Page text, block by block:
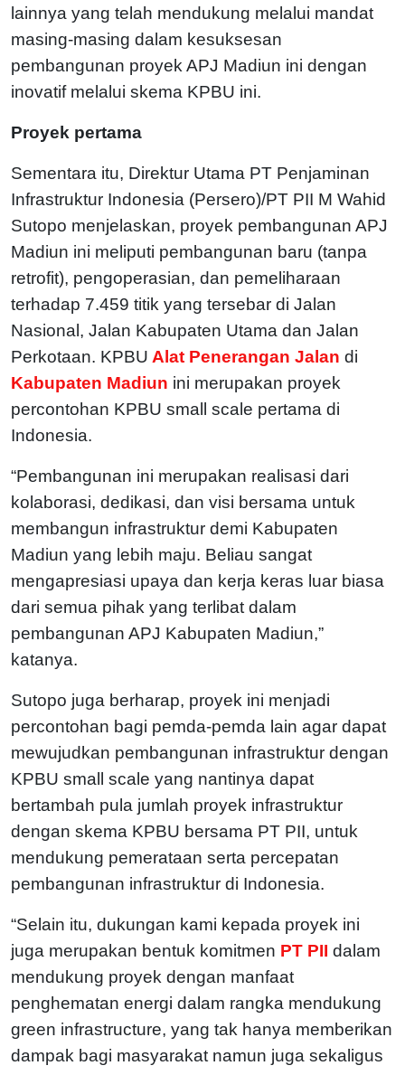
lainnya yang telah mendukung melalui mandat
masing-masing dalam kesuksesan
pembangunan proyek APJ Madiun ini dengan
inovatif melalui skema KPBU ini.
Proyek pertama
Sementara itu, Direktur Utama PT Penjaminan
Infrastruktur Indonesia (Persero)/PT PII M Wahid
Sutopo menjelaskan, proyek pembangunan APJ
Madiun ini meliputi pembangunan baru (tanpa
retrofit), pengoperasian, dan pemeliharaan
terhadap 7.459 titik yang tersebar di Jalan
Nasional, Jalan Kabupaten Utama dan Jalan
Perkotaan. KPBU Alat Penerangan Jalan di
Kabupaten Madiun ini merupakan proyek
percontohan KPBU small scale pertama di
Indonesia.
“Pembangunan ini merupakan realisasi dari
kolaborasi, dedikasi, dan visi bersama untuk
membangun infrastruktur demi Kabupaten
Madiun yang lebih maju. Beliau sangat
mengapresiasi upaya dan kerja keras luar biasa
dari semua pihak yang terlibat dalam
pembangunan APJ Kabupaten Madiun,”
katanya.
Sutopo juga berharap, proyek ini menjadi
percontohan bagi pemda-pemda lain agar dapat
mewujudkan pembangunan infrastruktur dengan
KPBU small scale yang nantinya dapat
bertambah pula jumlah proyek infrastruktur
dengan skema KPBU bersama PT PII, untuk
mendukung pemerataan serta percepatan
pembangunan infrastruktur di Indonesia.
“Selain itu, dukungan kami kepada proyek ini
juga merupakan bentuk komitmen PT PII dalam
mendukung proyek dengan manfaat
penghematan energi dalam rangka mendukung
green infrastructure, yang tak hanya memberikan
dampak bagi masyarakat namun juga sekaligus